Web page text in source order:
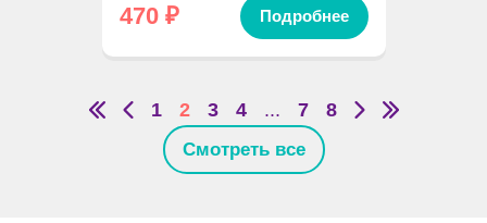
470₽ Подробнее
1 2 3 4 ... 7 8
Смотреть все